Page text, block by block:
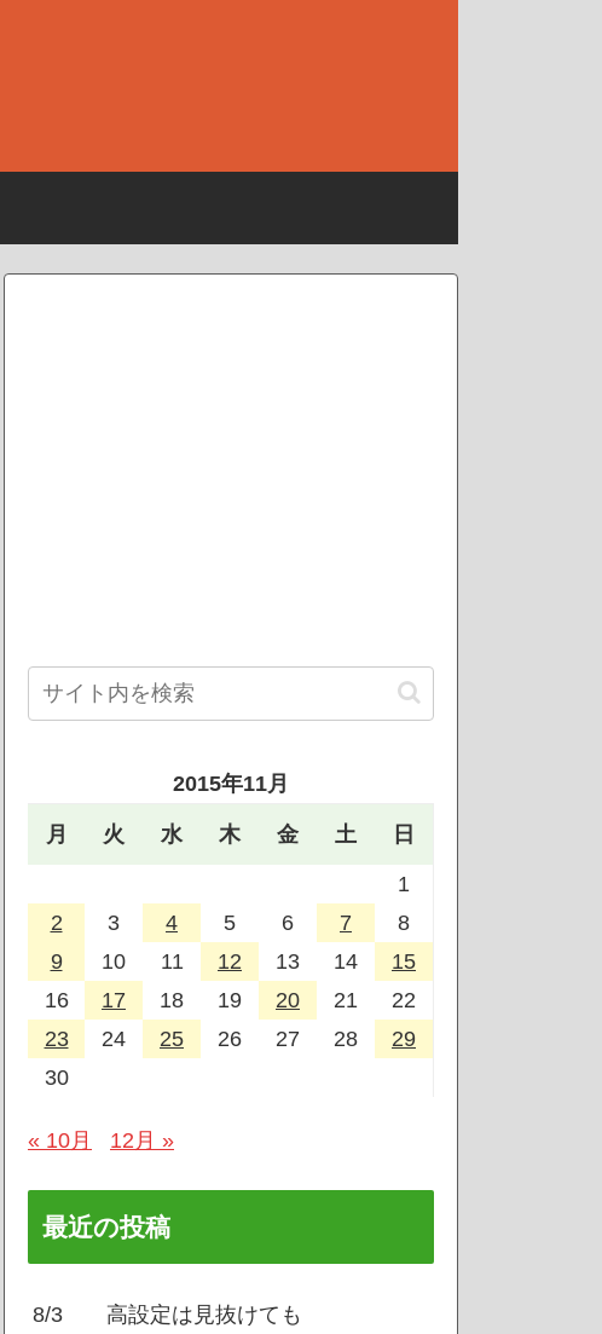
2015年11月
月 火 水 木 金 土 日
1
2
3 4 5 6 7
8
9
10 11 12 13 14
15
16
17 18 19 20 21
22
23
24 25 26 27 28
29
30
« 10月 12月 »
最近の投稿
8/3 高設定は見抜けても